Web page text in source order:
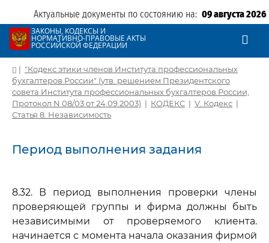
Актуальные документы по состоянию на: 09 августа 2026
ЗАКОНЫ, КОДЕКСЫ И
НОРМАТИВНО-ПРАВОВЫЕ АКТЫ
РОССИЙСКОЙ ФЕДЕРАЦИИ
| "Кодекс этики членов Института профессиональных
бухгалтеров России" (утв. решением Президентского
совета Института профессиональных бухгалтеров России,
Протокол N 08/03 от 24.09.2003) | КОДЕКС | V. Кодекс |
Статья 8. Независимость
Период выполнения задания
8.32. В период выполнения проверки члены
проверяющей группы и фирма должны быть
независимыми от проверяемого клиента.
начинается с момента начала оказания фирмой